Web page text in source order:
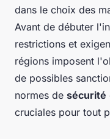
dans le choix des
Avant de débuter
restrictions et
régions imposent
de possibles
normes de sécurité
cruciales pour tout